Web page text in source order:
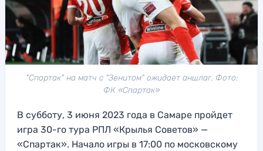
"Спартак" на матч с "Зенитом" ожидает аншлаг. Фото:
ФК «Спартак»
В субботу, 3 июня 2023 года в Самаре пройдет
игра 30-го тура РПЛ «Крылья Советов» —
«Спартак». Начало игры в 17:00 по московскому